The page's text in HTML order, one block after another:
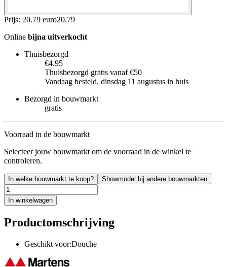
Prijs: 20.79 euro20.79
Online bijna uitverkocht
Thuisbezorgd
€4.95
Thuisbezorgd gratis vanaf €50
Vandaag besteld, dinsdag 11 augustus in huis
Bezorgd in bouwmarkt
gratis
Voorraad in de bouwmarkt
Selecteer jouw bouwmarkt om de voorraad in de winkel te
controleren.
In welke bouwmarkt te koop? Showmodel bij andere bouwmarkten
In winkelwagen
Productomschrijving
Geschikt voor:Douche